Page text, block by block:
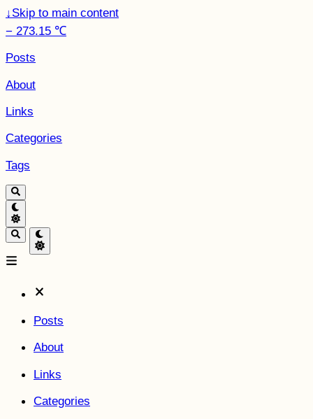
↓Skip to main content
− 273.15 ℃
Posts
About
Links
Categories
Tags
Posts
About
Links
Categories